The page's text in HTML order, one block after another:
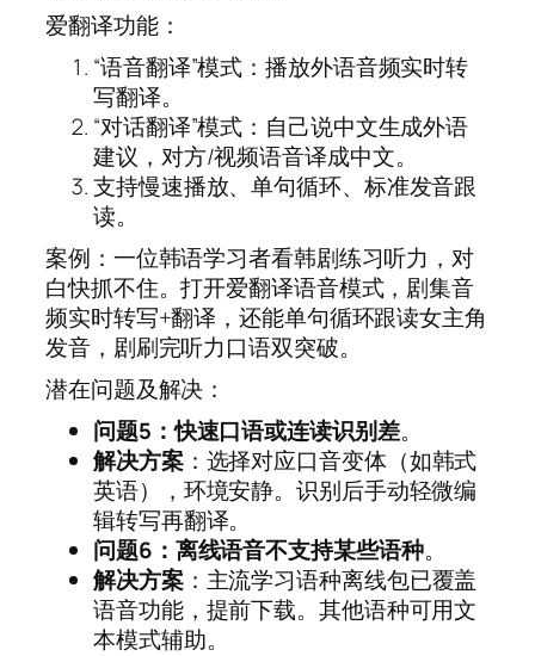
爱翻译功能：
“语音翻译”模式：播放外语音频实时转
写翻译。
“对话翻译”模式：自己说中文生成外语
建议，对方/视频语音译成中文。
支持慢速播放、单句循环、标准发音跟
读。
案例：一位韩语学习者看韩剧练习听力，对
白快抓不住。打开爱翻译语音模式，剧集音
频实时转写+翻译，还能单句循环跟读女主角
发音，剧刷完听力口语双突破。
潜在问题及解决：
问题5：快速口语或连读识别差。
解决方案：选择对应口音变体（如韩式
英语），环境安静。识别后手动轻微编
辑转写再翻译。
问题6：离线语音不支持某些语种。
解决方案：主流学习语种离线包已覆盖
语音功能，提前下载。其他语种可用文
本模式辅助。